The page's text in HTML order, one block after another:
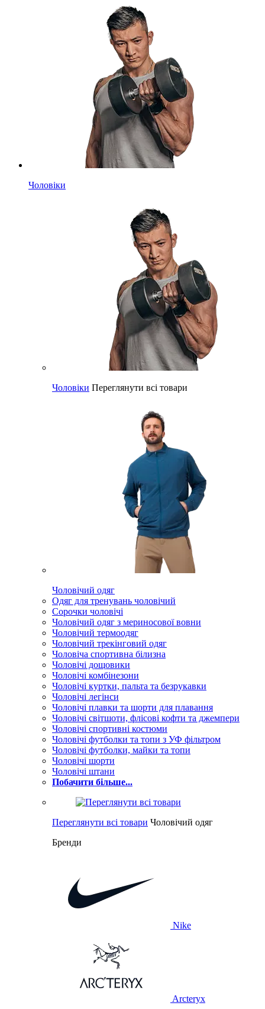
Чоловіки
Чоловіки Переглянути всі товари
Чоловічий одяг
Одяг для тренувань чоловічий
Сорочки чоловічі
Чоловічий одяг з мериносової вовни
Чоловічий термоодяг
Чоловічий трекінговий одяг
Чоловіча спортивна білизна
Чоловічі дощовики
Чоловічі комбінезони
Чоловічі куртки, пальта та безрукавки
Чоловічі легінси
Чоловічі плавки та шорти для плавання
Чоловічі світшоти, флісові кофти та джемпери
Чоловічі спортивні костюми
Чоловічі футболки та топи з УФ фільтром
Чоловічі футболки, майки та топи
Чоловічі шорти
Чоловічі штани
Побачити більше...
Переглянути всі товари Чоловічий одяг
Бренди
Nike
Arcteryx